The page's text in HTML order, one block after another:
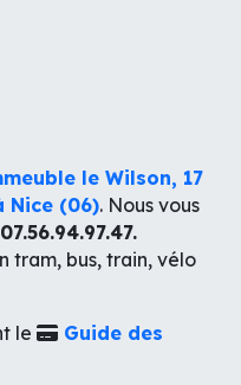
le Wilson, 17
Nice (06). Nous vous
07.56.94.97.47.
tram, bus, train, vélo
le
Guide des